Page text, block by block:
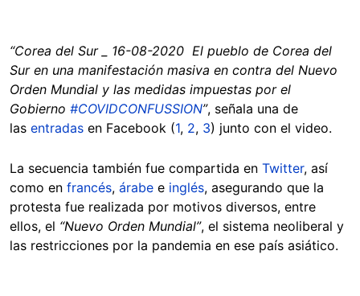
“Corea del Sur _ 16-08-2020 El pueblo de Corea del
Sur en una manifestación masiva en contra del Nuevo
Orden Mundial y las medidas impuestas por el
Gobierno #COVIDCONFUSSION”, señala una de
las entradas en Facebook (1, 2, 3) junto con el video.
La secuencia también fue compartida en Twitter, así
como en francés, árabe e inglés, asegurando que la
protesta fue realizada por motivos diversos, entre
ellos, el “Nuevo Orden Mundial”, el sistema neoliberal y
las restricciones por la pandemia en ese país asiático.